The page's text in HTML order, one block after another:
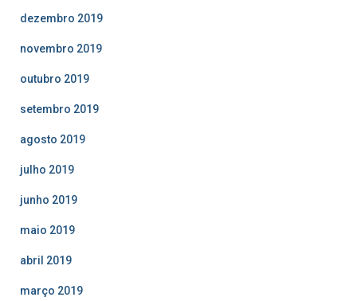
dezembro 2019
novembro 2019
outubro 2019
setembro 2019
agosto 2019
julho 2019
junho 2019
maio 2019
abril 2019
março 2019